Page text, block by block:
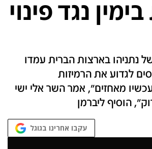
נגד פינוי
נתניהו בארצות הברית עמדו
לגדוע את הרמיזות
מאחזים", אמר השר אלי ישי
הוסיף ליברמן
עקבו אחרינו בגוגל